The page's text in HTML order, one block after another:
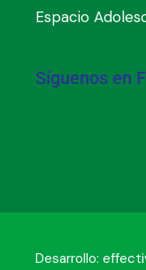
Espacio
Síguenos en
Desarrollo: